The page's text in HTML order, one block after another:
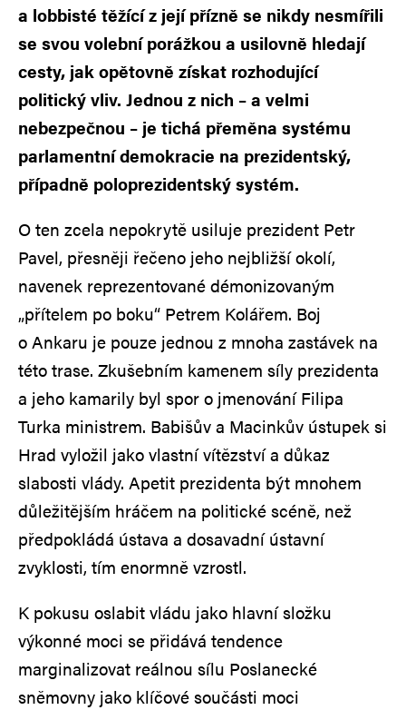
a lobbisté těžící z její přízně se nikdy nesmířili
se svou volební porážkou a usilovně hledají
cesty, jak opětovně získat rozhodující
politický vliv. Jednou z nich – a velmi
nebezpečnou – je tichá přeměna systému
parlamentní demokracie na prezidentský,
případně poloprezidentský systém.
O ten zcela nepokrytě usiluje prezident Petr
Pavel, přesněji řečeno jeho nejbližší okolí,
navenek reprezentované démonizovaným
„přítelem po boku“ Petrem Kolářem. Boj
o Ankaru je pouze jednou z mnoha zastávek na
této trase. Zkušebním kamenem síly prezidenta
a jeho kamarily byl spor o jmenování Filipa
Turka ministrem. Babišův a Macinkův ústupek si
Hrad vyložil jako vlastní vítězství a důkaz
slabosti vlády. Apetit prezidenta být mnohem
důležitějším hráčem na politické scéně, než
předpokládá ústava a dosavadní ústavní
zvyklosti, tím enormně vzrostl.
K pokusu oslabit vládu jako hlavní složku
výkonné moci se přidává tendence
marginalizovat reálnou sílu Poslanecké
sněmovny jako klíčové součásti moci